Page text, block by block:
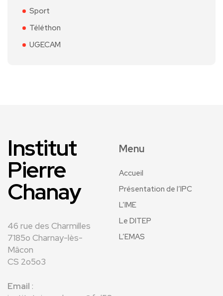
Sport
Téléthon
UGECAM
Institut
Pierre
Chanay
46 rue des Charmilles
7185o Charnay-lès-
Mâcon
CS 2o5o3
Email :
Menu
Accueil
Présentation de l’IPC
L’IME
Le DITEP
L’EMAS